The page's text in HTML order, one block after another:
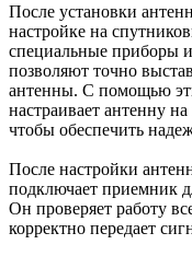
После установки
настройке на
специальные приборы
позволяют точно
антенны. С помощью
настраивает антенну
чтобы обеспечить
После настройки
подключает приемник
Он проверяет работу
корректно передает